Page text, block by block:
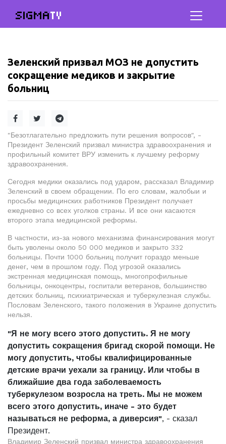
SIGMATV
Зеленский призвал МОЗ не допустить
сокращение медиков и закрытие
больниц
"Безотлагательно предложить пути решения вопросов", -
Президент Зеленский призвал министра здравоохранения и
профильный комитет ВРУ изменить к лучшему реформу
здравоохранения.
Сегодня медики оказались под ударом, рассказал Владимир
Зеленский в своем обращении. По его словам, жалобыи и
просьбы медицинских работников Президент получает
ежедневно со всех уголков страны. И все они касаются
второго этапа медицинской реформы.
В частности, из-за нового механизма финансирования могут
быть уволены около 50 000 медиков и закрыто 332
больницы. Почти 1000 больниц получит гораздо меньше
денег, чем в прошлом году. Под угрозой оказались
экстренная медицинская помощь, многопрофильные
больницы, онкоцентры, госпитали ветеранов, большинство
детских больниц, психиатрическая и туберкулезная службы.
Пословам Зеленского, такого положения в Украине допустить
нельзя.
"Я не могу всего этого допустить. Я не могу
допустить сокращения бригад скорой помощи. Не
могу допустить, чтобы квалифицированные
детские врачи уехали за границу. Или чтобы в
ближайшие два года заболеваемость
туберкулезом возросла на треть. Мы не можем
всего этого допустить, иначе - это будет
называться не реформа, а диверсия", - сказал
Президент.
Владимир Зеленский призвал министра здравоохранения